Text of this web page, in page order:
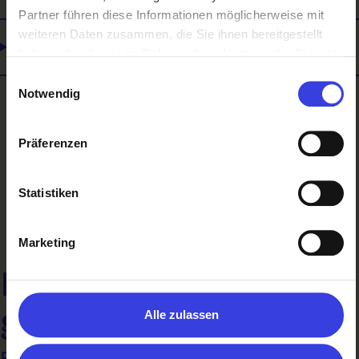
Partner führen diese Informationen möglicherweise mit
weiteren Daten zusammen, die Sie ihnen bereitgestellt
Einwilligungsauswahl
Notwendig
Präferenzen
Statistiken
Marketing
Alle zulassen
Noch nichts Richtiges
gefunden?